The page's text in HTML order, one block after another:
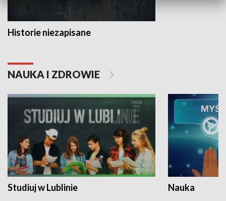
Historie niezapisane
NAUKA I ZDROWIE
Studiuj w Lublinie Nauka